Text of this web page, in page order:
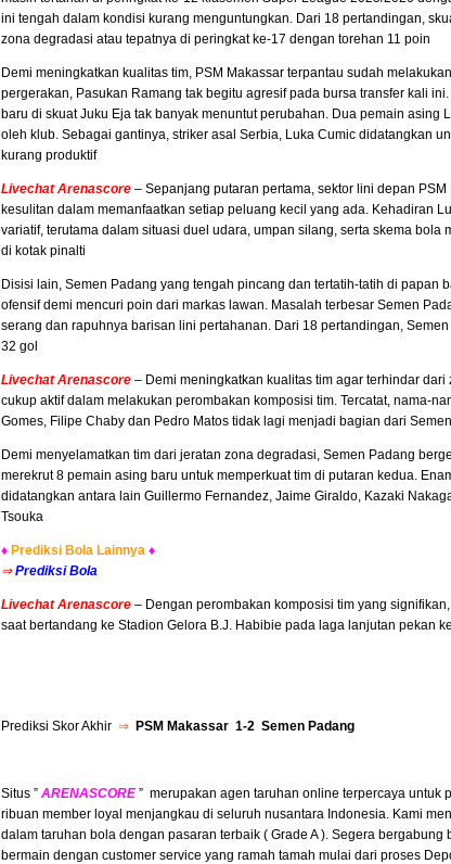
ini tengah dalam kondisi kurang menguntungkan. Dari 18 pertandingan,
zona degradasi atau tepatnya di peringkat ke-17 dengan torehan 11 poin
Demi meningkatkan kualitas tim, PSM Makassar terpantau sudah
pergerakan, Pasukan Ramang tak begitu agresif pada bursa transfer kali
baru di skuat Juku Eja tak banyak menuntut perubahan. Dua pemain asing
oleh klub. Sebagai gantinya, striker asal Serbia, Luka Cumic didatangkan
kurang produktif
Livechat Arenascore – Sepanjang putaran pertama, sektor lini depan
kesulitan dalam memanfaatkan setiap peluang kecil yang ada. Kehadiran
variatif, terutama dalam situasi duel udara, umpan silang, serta skema bola
di kotak pinalti
Disisi lain, Semen Padang yang tengah pincang dan tertatih-tatih di papan
ofensif demi mencuri poin dari markas lawan. Masalah terbesar Semen
serang dan rapuhnya barisan lini pertahanan. Dari 18 pertandingan,
32 gol
Livechat Arenascore – Demi meningkatkan kualitas tim agar terhindar
cukup aktif dalam melakukan perombakan komposisi tim. Tercatat, nama-
Gomes, Filipe Chaby dan Pedro Matos tidak lagi menjadi bagian dari
Demi menyelamatkan tim dari jeratan zona degradasi, Semen Padang
merekrut 8 pemain asing baru untuk memperkuat tim di putaran kedua.
didatangkan antara lain Guillermo Fernandez, Jaime Giraldo, Kazaki
Tsouka
♦ Prediksi Bola Lainnya ♦
⇒ Prediksi Bola
Livechat Arenascore – Dengan perombakan komposisi tim yang
saat bertandang ke Stadion Gelora B.J. Habibie pada laga lanjutan pekan
Prediksi Skor Akhir ⇒ PSM Makassar 1-2 Semen Padang
Situs ” ARENASCORE” merupakan agen taruhan online terpercaya untuk
ribuan member loyal menjangkau di seluruh nusantara Indonesia. Kami
dalam taruhan bola dengan pasaran terbaik ( Grade A ). Segera
bermain dengan customer service yang ramah tamah mulai dari proses